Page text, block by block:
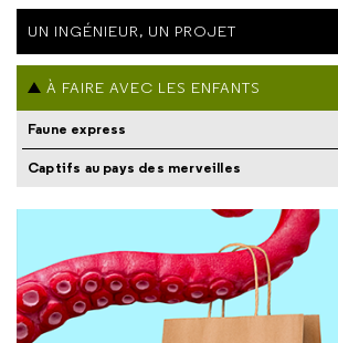
UN INGÉNIEUR, UN PROJET
À FAIRE AVEC LES ENFANTS
Faune express
Captifs au pays des merveilles